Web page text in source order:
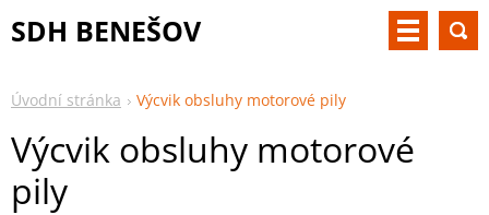
SDH BENEŠOV
Úvodní stránka Výcvik obsluhy motorové pily
Výcvik obsluhy motorové
pily